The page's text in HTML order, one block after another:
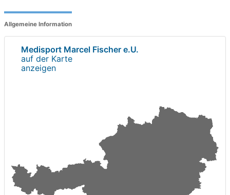
Allgemeine Information
Medisport Marcel Fischer e.U.
auf der Karte
anzeigen